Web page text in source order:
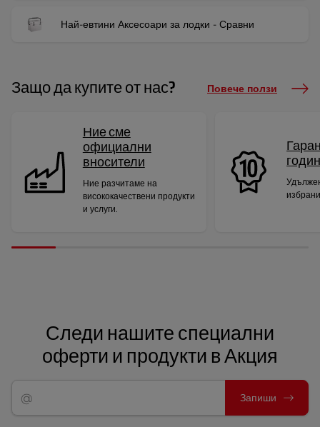
Най-евтини Аксесоари за лодки - Сравни
Защо да купите от нас? Повече ползи
Ние сме
официални
вносители
Ние разчитаме на
висококачествени продукти
и услуги.
Следи нашите специални
оферти и продукти в Акция
Запиши